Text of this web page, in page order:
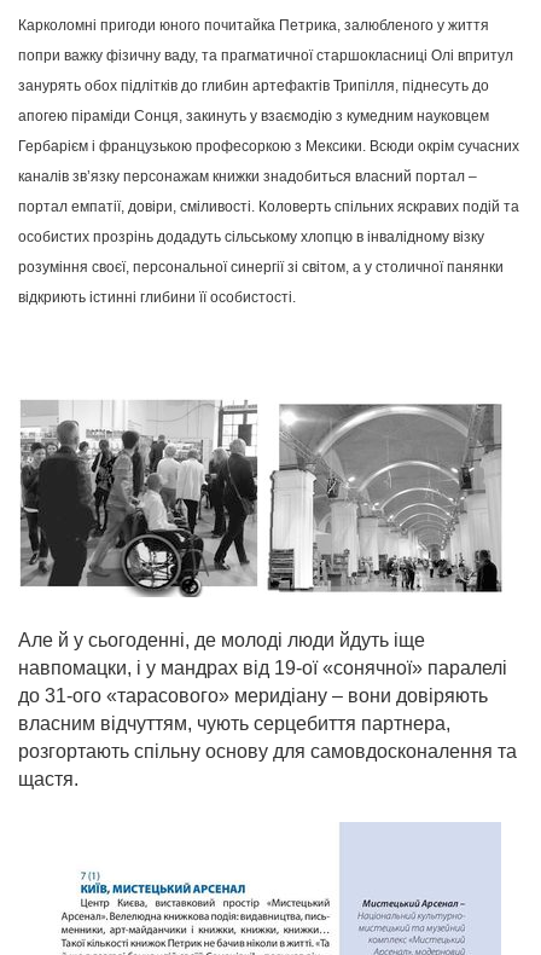
Карколомні пригоди юного почитайка Петрика, залюбленого у життя
попри важку фізичну ваду, та прагматичної старшокласниці Олі впритул
занурять обох підлітків до глибин артефактів Трипілля, піднесуть до
апогею піраміди Сонця, закинуть у взаємодію з кумедним науковцем
Гербарієм і французькою професоркою з Мексики. Всюди окрім сучасних
каналів зв’язку персонажам книжки знадобиться власний портал –
портал емпатії, довіри, сміливості. Коловерть спільних яскравих подій та
особистих прозрінь додадуть сільському хлопцю в інвалідному візку
розуміння своєї, персональної синергії зі світом, а у столичної панянки
відкриють істинні глибини її особистості.
Але й у сьогоденні, де молоді люди йдуть іще
навпомацки, і у мандрах від 19-ої «сонячної» паралелі
до 31-ого «тарасового» меридіану – вони довіряють
власним відчуттям, чують серцебиття партнера,
розгортають спільну основу для самовдосконалення та
щастя.